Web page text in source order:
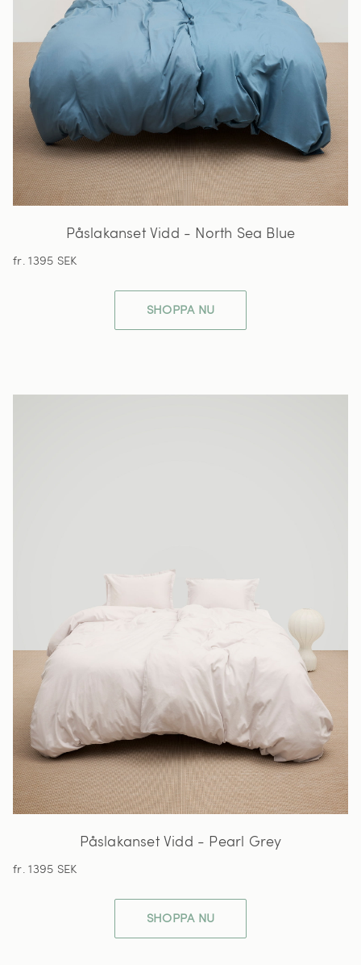
Påslakanset Vidd - North Sea Blue
fr. 1395 SEK
SHOPPA NU
Påslakanset Vidd - Pearl Grey
fr. 1395 SEK
SHOPPA NU